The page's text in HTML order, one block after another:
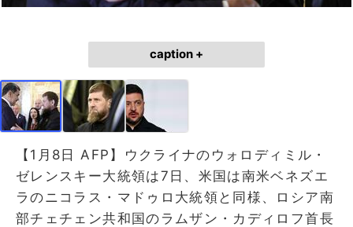
caption +
【1月8日 AFP】ウクライナのウォロディミル・
ゼレンスキー大統領は7日、米国は南米ベネズエ
ラのニコラス・マドゥロ大統領と同様、ロシア南
部チェチェン共和国のラムザン・カディロフ首長